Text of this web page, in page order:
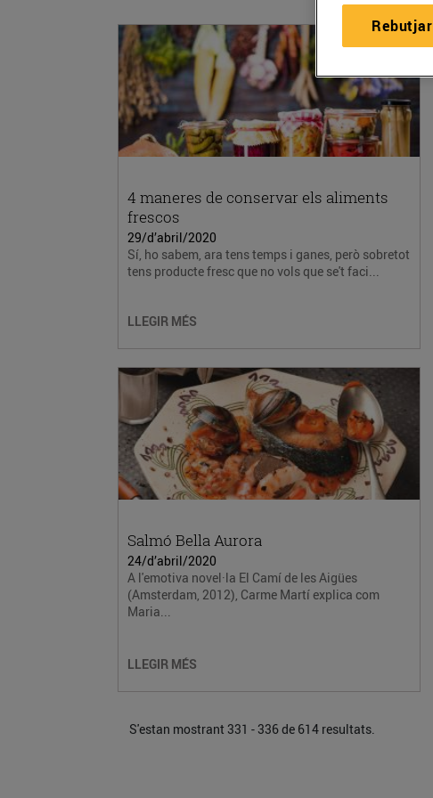
4 maneres de conservar els aliments
frescos
29/d’abril/2020
Sí, ho sabem, ara tens temps i ganes, però sobretot
tens producte fresc que no vols que se't faci...
LLEGIR MÉS
Salmó Bella Aurora
24/d’abril/2020
A l'emotiva novel·la El Camí de les Aigües
(Amsterdam, 2012), Carme Martí explica com
Maria...
LLEGIR MÉS
S'estan mostrant 331 - 336 de 614 resultats.
Rebutjar